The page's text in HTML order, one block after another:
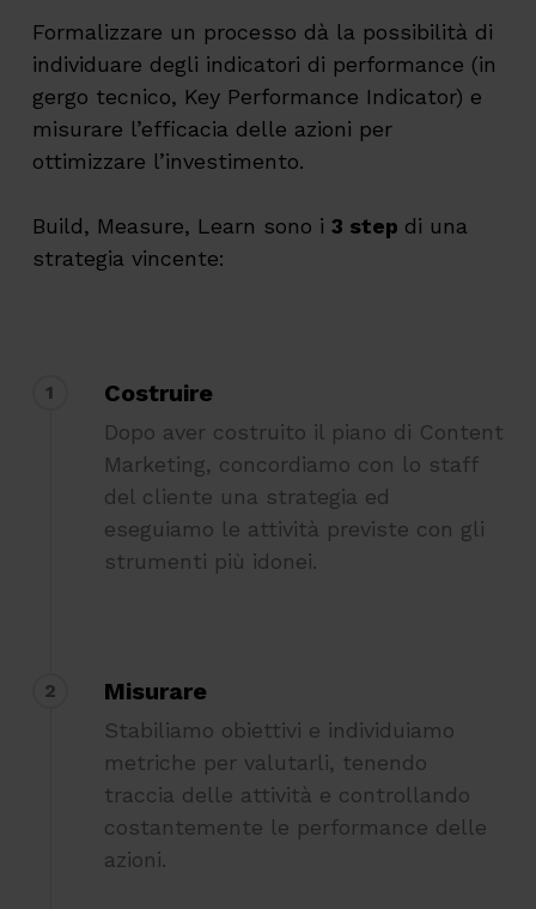
Formalizzare un processo dà la possibilità di
individuare degli indicatori di performance (in
gergo tecnico, Key Performance Indicator) e
misurare l’efficacia delle azioni per
ottimizzare l’investimento.
Build, Measure, Learn sono i3 step di una
strategia vincente:
1 Costruire
Dopo aver costruito il piano di Content
Marketing, concordiamo con lo staff
del cliente una strategia ed
eseguiamo le attività previste con gli
strumenti più idonei.
2 Misurare
Stabiliamo obiettivi e individuiamo
metriche per valutarli, tenendo
traccia delle attività e controllando
costantemente le performance delle
azioni.